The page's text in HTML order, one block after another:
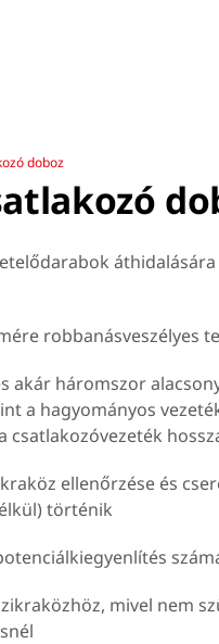
doboz
robbanásveszélyes
akár háromszor
a hagyományos
csatlakozóvezeték
ellenőrzése és
történik
mivel nem